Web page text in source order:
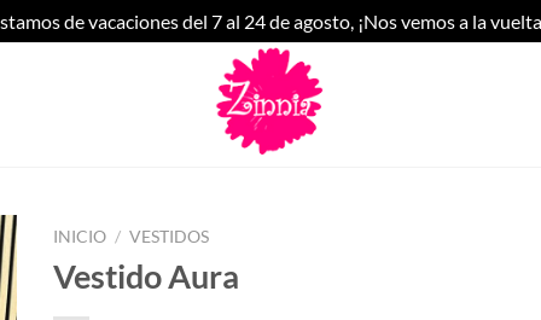
de vacaciones del 7 al 24 de agosto, ¡Nos vemos a la
INICIO / VESTIDOS
Vestido Aura